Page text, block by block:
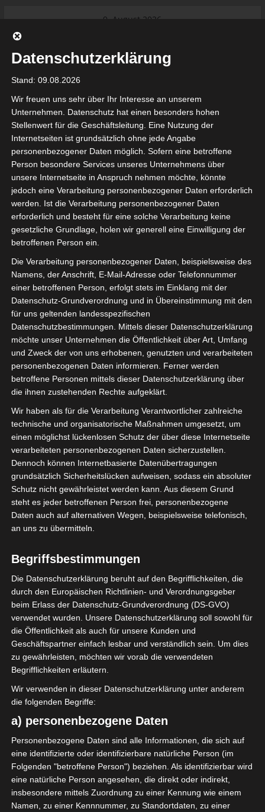
9. August 2026
beginnt am 22. und 23. August
2026 (Update)
Meisterschaft an
Ligue 1 Pro: Spielplan der ersten 15
Spieltage der Saison 2026/2027
Ligue 2 Pro Tunesien 2026/2027 –
Saison beginnt am am 19./20.
September 2026
Internationaler Sportgerichtshof
lehnt Eilverfahren ab – AS Soliman
steuert auf die Ligue 2 zu
tunesienfussball.de
Tunesien Ligafußball
Sie befinden sich hier:Startseite
de Tunis (EST) – Club Sportif Sfaxien (CSS)
29 Apr. 2022-13:30
Meisterschaft Tunesien 2021/22 - Playoff
Meisterschaft| Spieltag 1
Halbzeit: 1-1
Espérance
Sportive de Tunis
(EST) 2
Club Sportif
Sfaxien (CSS)
ENDERGEBNIS
Stade Hammadi Agrebi (Stadion des 14
Januar)
Elfmetertor
M. A. Ben Romdhane
24'
+2
Tor
I. Diakité
Tor
M. A. Ben Hamouda
85'
AUFSTELLUNGEN
Datenschutzerklärung
Stand: 09.08.2026
Wir freuen uns sehr über Ihr Interesse an unserem
Unternehmen. Datenschutz hat einen besonders hohen
Stellenwert für die Geschäftsleitung. Eine Nutzung der
Internetseiten ist grundsätzlich ohne jede Angabe
personenbezogener Daten möglich. Sofern eine betroffene
Person besondere Services unseres Unternehmens über
unsere Internetseite in Anspruch nehmen möchte, könnte
jedoch eine Verarbeitung personenbezogener Daten erforderlich
werden. Ist die Verarbeitung personenbezogener Daten
erforderlich und besteht für eine solche Verarbeitung keine
gesetzliche Grundlage, holen wir generell eine Einwilligung der
betroffenen Person ein.
Die Verarbeitung personenbezogener Daten, beispielsweise des
Namens, der Anschrift, E-Mail-Adresse oder Telefonnummer
einer betroffenen Person, erfolgt stets im Einklang mit der
Datenschutz-Grundverordnung und in Übereinstimmung mit den
für uns geltenden landesspezifischen
Datenschutzbestimmungen. Mittels dieser Datenschutzerklärung
möchte unser Unternehmen die Öffentlichkeit über Art, Umfang
und Zweck der von uns erhobenen, genutzten und verarbeiteten
personenbezogenen Daten informieren. Ferner werden
betroffene Personen mittels dieser Datenschutzerklärung über
die ihnen zustehenden Rechte aufgeklärt.
Wir haben als für die Verarbeitung Verantwortlicher zahlreiche
technische und organisatorische Maßnahmen umgesetzt, um
einen möglichst lückenlosen Schutz der über diese Internetseite
verarbeiteten personenbezogenen Daten sicherzustellen.
Dennoch können Internetbasierte Datenübertragungen
grundsätzlich Sicherheitslücken aufweisen, sodass ein absoluter
Schutz nicht gewährleistet werden kann. Aus diesem Grund
steht es jeder betroffenen Person frei, personenbezogene
Daten auch auf alternativen Wegen, beispielsweise telefonisch,
an uns zu übermitteln.
Begriffsbestimmungen
Die Datenschutzerklärung beruht auf den Begrifflichkeiten, die
durch den Europäischen Richtlinien- und Verordnungsgeber
beim Erlass der Datenschutz-Grundverordnung (DS-GVO)
verwendet wurden. Unsere Datenschutzerklärung soll sowohl für
die Öffentlichkeit als auch für unsere Kunden und
Geschäftspartner einfach lesbar und verständlich sein. Um dies
zu gewährleisten, möchten wir vorab die verwendeten
Begrifflichkeiten erläutern.
Wir verwenden in dieser Datenschutzerklärung unter anderem
die folgenden Begriffe:
a) personenbezogene Daten
Personenbezogene Daten sind alle Informationen, die sich auf
eine identifizierte oder identifizierbare natürliche Person (im
Folgenden "betroffene Person") beziehen. Als identifizierbar wird
eine natürliche Person angesehen, die direkt oder indirekt,
insbesondere mittels Zuordnung zu einer Kennung wie einem
Namen, zu einer Kennnummer, zu Standortdaten, zu einer